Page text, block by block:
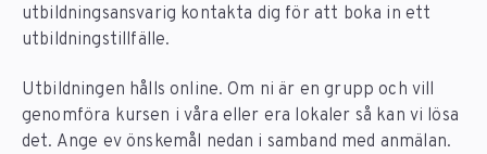
utbildningsansvarig kontakta dig för att boka in ett
utbildningstillfälle.
Utbildningen hålls online. Om ni är en grupp och vill
genomföra kursen i våra eller era lokaler så kan vi lösa
det. Ange ev önskemål nedan i samband med anmälan.